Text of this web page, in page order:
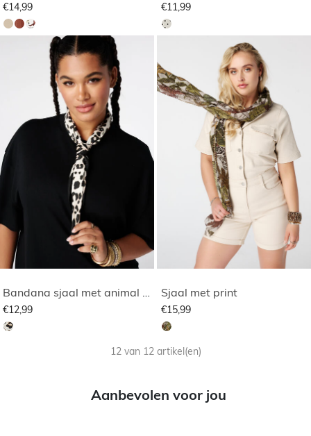
€14,99 €11,99
Bandana sjaal met animal print
€12,99
Sjaal met print
€15,99
12 van 12 artikel(en)
Aanbevolen voor jou